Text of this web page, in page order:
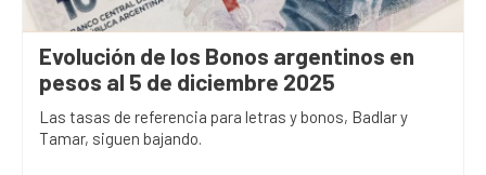
Evolución de los Bonos argentinos en
pesos al 5 de diciembre 2025
Las tasas de referencia para letras y bonos, Badlar y
Tamar, siguen bajando.